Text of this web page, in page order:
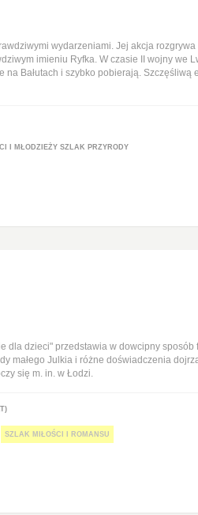
wydarzeniami. Jej akcja
imieniu Ryfka. W czasie II wojny we
na Bałutach i szybko pobierają.
I MŁODZIEŻY SZLAK PRZYRODY
dla dzieci" przedstawia w dowcipny sposób
małego Julkia i różne doświadczenia
się m. in. w Łodzi.
SZLAK MIŁOŚCI I ROMANSU